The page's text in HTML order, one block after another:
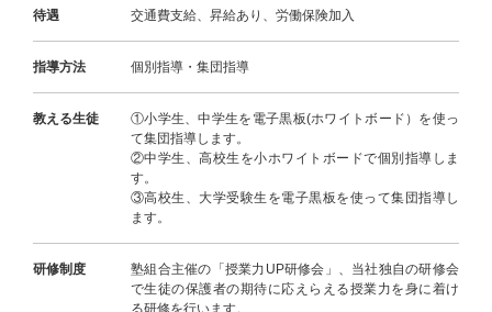
待遇 交通費支給、昇給あり、労働保険加入
指導方法 個別指導・集団指導
教える生徒
①小学生、中学生を電子黒板(ホワイトボード）を使っ
て集団指導します。
②中学生、高校生を小ホワイトボードで個別指導しま
す。
③高校生、大学受験生を電子黒板を使って集団指導し
ます。
研修制度
塾組合主催の「授業力UP研修会」、当社独自の研修会
で生徒の保護者の期待に応えらえる授業力を身に着け
る研修を行います。